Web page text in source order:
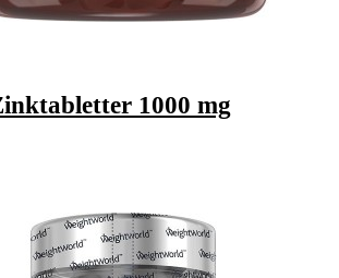
1000 mg